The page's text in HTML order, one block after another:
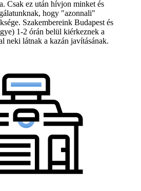
Csak ez után hívjon minket és
hogy "azonnali"
Szakembereink Budapest és
1-2 órán belül kiérkeznek a
neki látnak a kazán javításának.